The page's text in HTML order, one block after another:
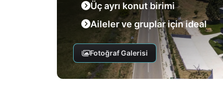
Üç ayrı konut birimi
Aileler ve gruplar için ideal
Fotoğraf Galerisi